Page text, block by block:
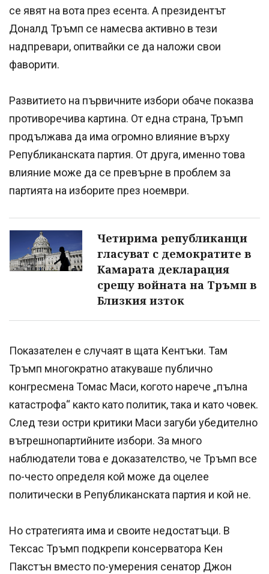
се явят на вота през есента. А президентът
Доналд Тръмп се намесва активно в тези
надпревари, опитвайки се да наложи свои
фаворити.
Развитието на първичните избори обаче показва
противоречива картина. От една страна, Тръмп
продължава да има огромно влияние върху
Републиканската партия. От друга, именно това
влияние може да се превърне в проблем за
партията на изборите през ноември.
Четирима републиканци
гласуват с демократите в
Камарата декларация
срещу войната на Тръмп в
Близкия изток
Показателен е случаят в щата Кентъки. Там
Тръмп многократно атакуваше публично
конгресмена Томас Маси, когото нарече „пълна
катастрофа“ както като политик, така и като човек.
След тези остри критики Маси загуби убедително
вътрешнопартийните избори. За много
наблюдатели това е доказателство, че Тръмп все
по-често определя кой може да оцелее
политически в Републиканската партия и кой не.
Но стратегията има и своите недостатъци. В
Тексас Тръмп подкрепи консерватора Кен
Пакстън вместо по-умерения сенатор Джон